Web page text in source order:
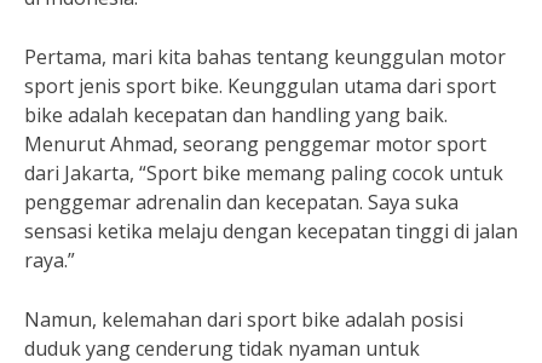
Pertama, mari kita bahas tentang keunggulan motor
sport jenis sport bike. Keunggulan utama dari sport
bike adalah kecepatan dan handling yang baik.
Menurut Ahmad, seorang penggemar motor sport
dari Jakarta, “Sport bike memang paling cocok untuk
penggemar adrenalin dan kecepatan. Saya suka
sensasi ketika melaju dengan kecepatan tinggi di jalan
raya.”
Namun, kelemahan dari sport bike adalah posisi
duduk yang cenderung tidak nyaman untuk